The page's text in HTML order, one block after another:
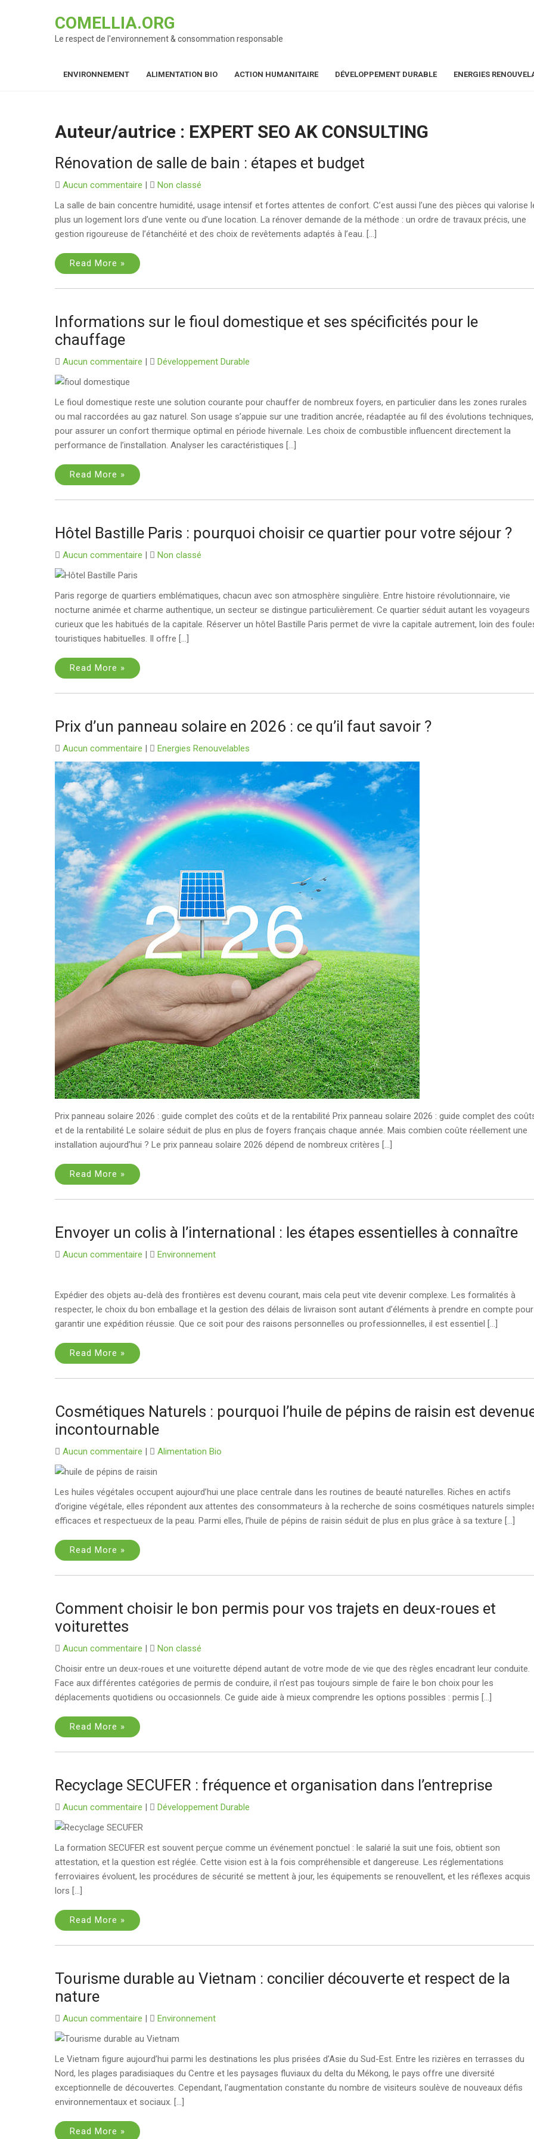
COMELLIA.ORG
Le respect de l'environnement & consommation responsable
ENVIRONNEMENT ALIMENTATION BIO ACTION HUMANITAIRE DÉVELOPPEMENT DURABLE ENERGIES
Auteur/autrice : EXPERT SEO AK CONSULTING
Rénovation de salle de bain : étapes et budget
Aucun commentaire |
Non classé
La salle de bain concentre humidité, usage intensif et fortes attentes de confort. C’est aussi l’une des pièces qui valorise
plus un logement lors d’une vente ou d’une location. La rénover demande de la méthode : un ordre de travaux précis, une
gestion rigoureuse de l’étanchéité et des choix de revêtements adaptés à l’eau. […]
Read More »
Informations sur le fioul domestique et ses spécificités pour le
chauffage
Aucun commentaire | Développement Durable
Le fioul domestique reste une solution courante pour chauffer de nombreux foyers, en particulier dans les zones rurales
ou mal raccordées au gaz naturel. Son usage s’appuie sur une tradition ancrée, réadaptée au fil des évolutions techniques,
pour assurer un confort thermique optimal en période hivernale. Les choix de combustible influencent directement la
performance de l’installation. Analyser les caractéristiques […]
Read More »
Hôtel Bastille Paris : pourquoi choisir ce quartier pour votre séjour ?
Aucun commentaire | Non classé
Paris regorge de quartiers emblématiques, chacun avec son atmosphère singulière. Entre histoire révolutionnaire, vie
nocturne animée et charme authentique, un secteur se distingue particulièrement. Ce quartier séduit autant les voyageurs
curieux que les habitués de la capitale. Réserver un hôtel Bastille Paris permet de vivre la capitale autrement, loin des
touristiques habituelles. Il offre […]
Read More »
Prix d’un panneau solaire en 2026 : ce qu’il faut savoir ?
Aucun commentaire | Energies Renouvelables
Prix panneau solaire 2026 : guide complet des coûts et de la rentabilité Prix panneau solaire 2026 : guide complet des
et de la rentabilité Le solaire séduit de plus en plus de foyers français chaque année. Mais combien coûte réellement une
installation aujourd’hui ? Le prix panneau solaire 2026 dépend de nombreux critères […]
Read More »
Envoyer un colis à l’international : les étapes essentielles à connaître
Aucun commentaire | Environnement
Expédier des objets au-delà des frontières est devenu courant, mais cela peut vite devenir complexe. Les formalités à
respecter, le choix du bon emballage et la gestion des délais de livraison sont autant d’éléments à prendre en compte pour
garantir une expédition réussie. Que ce soit pour des raisons personnelles ou professionnelles, il est essentiel […]
Read More »
Cosmétiques Naturels : pourquoi l’huile de pépins de raisin est
incontournable
Aucun commentaire | Alimentation Bio
Les huiles végétales occupent aujourd’hui une place centrale dans les routines de beauté naturelles. Riches en actifs
d’origine végétale, elles répondent aux attentes des consommateurs à la recherche de soins cosmétiques naturels
efficaces et respectueux de la peau. Parmi elles, l’huile de pépins de raisin séduit de plus en plus grâce à sa texture […]
Read More »
Comment choisir le bon permis pour vos trajets en deux-roues et
voiturettes
Aucun commentaire |
Non classé
Choisir entre un deux-roues et une voiturette dépend autant de votre mode de vie que des règles encadrant leur conduite.
Face aux différentes catégories de permis de conduire, il n’est pas toujours simple de faire le bon choix pour les
déplacements quotidiens ou occasionnels. Ce guide aide à mieux comprendre les options possibles : permis […]
Read More »
Recyclage SECUFER : fréquence et organisation dans l’entreprise
Aucun commentaire | Développement Durable
La formation SECUFER est souvent perçue comme un événement ponctuel : le salarié la suit une fois, obtient son
attestation, et la question est réglée. Cette vision est à la fois compréhensible et dangereuse. Les réglementations
ferroviaires évoluent, les procédures de sécurité se mettent à jour, les équipements se renouvellent, et les réflexes acquis
lors […]
Read More »
Tourisme durable au Vietnam : concilier découverte et respect de la
nature
Aucun commentaire | Environnement
Le Vietnam figure aujourd’hui parmi les destinations les plus prisées d’Asie du Sud-Est. Entre les rizières en terrasses du
Nord, les plages paradisiaques du Centre et les paysages fluviaux du delta du Mékong, le pays offre une diversité
exceptionnelle de découvertes. Cependant, l’augmentation constante du nombre de visiteurs soulève de nouveaux défis
environnementaux et sociaux. […]
Read More »